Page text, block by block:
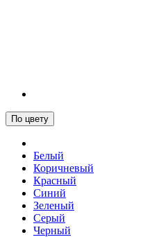
По цвету
Белый
Коричневый
Красный
Синий
Зеленый
Серый
Черный